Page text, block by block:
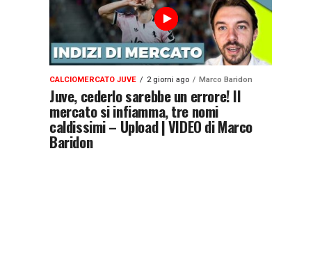
CALCIOMERCATO JUVE 2 giorni ago Marco Baridon
Juve, cederlo sarebbe un errore! Il
mercato si infiamma, tre nomi
caldissimi – Upload | VIDEO di Marco
Baridon